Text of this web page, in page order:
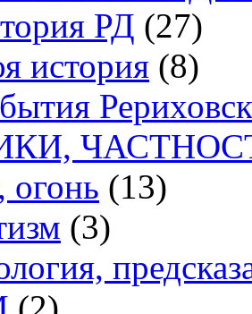
РД (27)
история (8)
огонь (13)
(3)